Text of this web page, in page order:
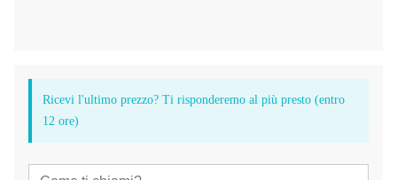
Ricevi l'ultimo prezzo? Ti risponderemo al più presto (entro
12 ore)